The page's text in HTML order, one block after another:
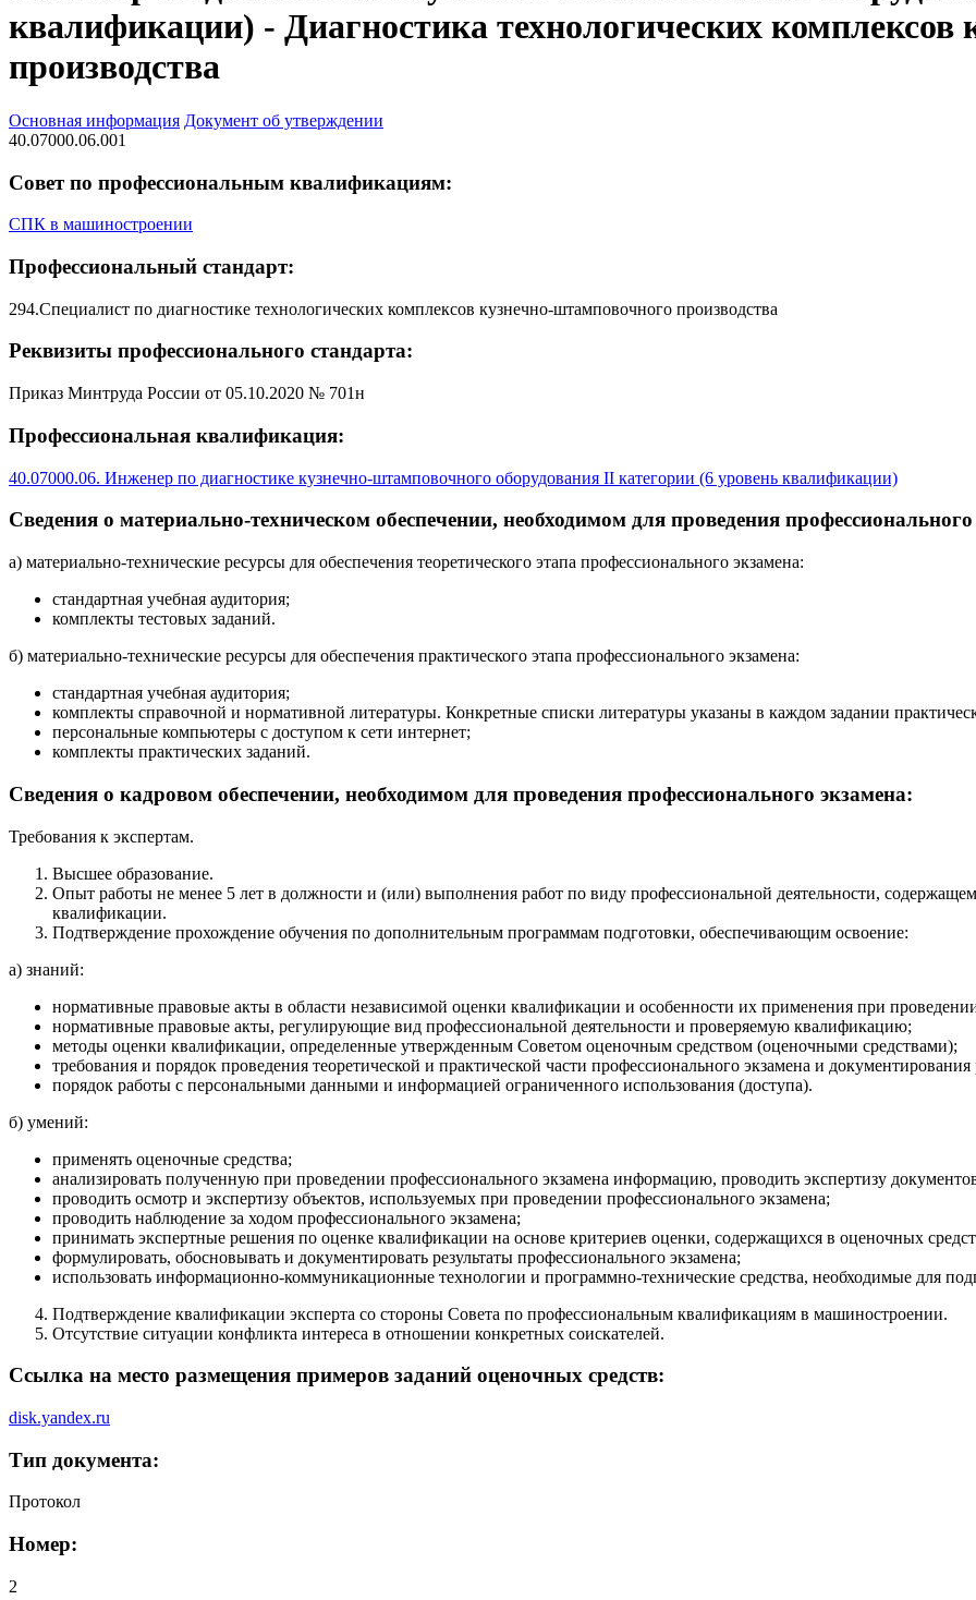
квалификации) - Диагностика технологических комплексов
производства
Основная информация Документ об утверждении
40.07000.06.001
Совет по профессиональным квалификациям:
СПК в машиностроении
Профессиональный стандарт:
294.Специалист по диагностике технологических комплексов кузнечно-штамповочного производства
Реквизиты профессионального стандарта:
Приказ Минтруда России от 05.10.2020 № 701н
Профессиональная квалификация:
40.07000.06. Инженер по диагностике кузнечно-штамповочного оборудования II категории (6 уровень квалификации)
Сведения о материально-техническом обеспечении, необходимом для проведения
а) материально-технические ресурсы для обеспечения теоретического этапа профессионального экзамена:
стандартная учебная аудитория;
комплекты тестовых заданий.
б) материально-технические ресурсы для обеспечения практического этапа профессионального экзамена:
стандартная учебная аудитория;
комплекты справочной и нормативной литературы. Конкретные списки литературы указаны в каждом задании
персональные компьютеры с доступом к сети интернет;
комплекты практических заданий.
Сведения о кадровом обеспечении, необходимом для проведения профессионального экзамена:
Требования к экспертам.
Высшее образование.
Опыт работы не менее 5 лет в должности и (или) выполнения работ по виду профессиональной деятельности,
квалификации.
Подтверждение прохождение обучения по дополнительным программам подготовки, обеспечивающим освоение:
а) знаний:
нормативные правовые акты в области независимой оценки квалификации и особенности их применения при
нормативные правовые акты, регулирующие вид профессиональной деятельности и проверяемую квалификацию;
методы оценки квалификации, определенные утвержденным Советом оценочным средством (оценочными средствами);
требования и порядок проведения теоретической и практической части профессионального экзамена и документирования
порядок работы с персональными данными и информацией ограниченного использования (доступа).
б) умений:
применять оценочные средства;
анализировать полученную при проведении профессионального экзамена информацию, проводить экспертизу
проводить осмотр и экспертизу объектов, используемых при проведении профессионального экзамена;
проводить наблюдение за ходом профессионального экзамена;
принимать экспертные решения по оценке квалификации на основе критериев оценки, содержащихся в оценочных
формулировать, обосновывать и документировать результаты профессионального экзамена;
использовать информационно-коммуникационные технологии и программно-технические средства, необходимые для
Подтверждение квалификации эксперта со стороны Совета по профессиональным квалификациям в машиностроении.
Отсутствие ситуации конфликта интереса в отношении конкретных соискателей.
Ссылка на место размещения примеров заданий оценочных средств:
disk.yandex.ru
Тип документа:
Протокол
Номер:
2